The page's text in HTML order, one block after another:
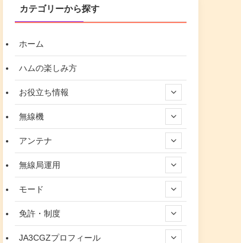
カテゴリーから探す
ホーム
ハムの楽しみ方
お役立ち情報
無線機
アンテナ
無線局運用
モード
免許・制度
JA3CGZプロフィール